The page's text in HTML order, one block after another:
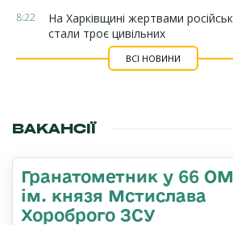
8:22
На Харківщині жертвами
стали троє цивільних
ВСІ НОВИНИ
ВАКАНСІЇ
Гранатометник у 66
ім. князя Мстислава
Хороброго ЗСУ